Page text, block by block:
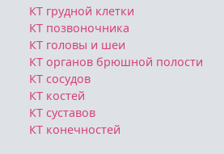
КТ грудной клетки
КТ позвоночника
КТ головы и шеи
КТ органов брюшной полости
КТ сосудов
КТ костей
КТ суставов
КТ конечностей